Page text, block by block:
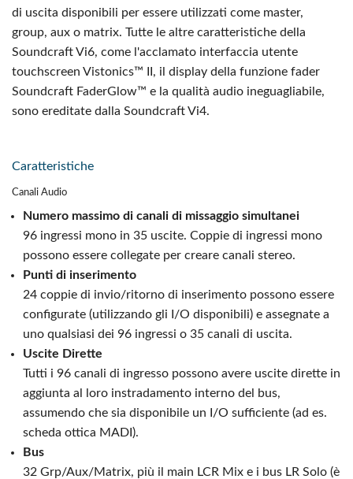
di uscita disponibili per essere utilizzati come master,
group, aux o matrix. Tutte le altre caratteristiche della
Soundcraft Vi6, come l'acclamato interfaccia utente
touchscreen Vistonics™ II, il display della funzione fader
Soundcraft FaderGlow™ e la qualità audio ineguagliabile,
sono ereditate dalla Soundcraft Vi4.
Caratteristiche
Canali Audio
Numero massimo di canali di missaggio simultanei
96 ingressi mono in 35 uscite. Coppie di ingressi mono
possono essere collegate per creare canali stereo.
Punti di inserimento
24 coppie di invio/ritorno di inserimento possono essere
configurate (utilizzando gli I/O disponibili) e assegnate a
uno qualsiasi dei 96 ingressi o 35 canali di uscita.
Uscite Dirette
Tutti i 96 canali di ingresso possono avere uscite dirette in
aggiunta al loro instradamento interno del bus,
assumendo che sia disponibile un I/O sufficiente (ad es.
scheda ottica MADI).
Bus
32 Grp/Aux/Matrix, più il main LCR Mix e i bus LR Solo (è